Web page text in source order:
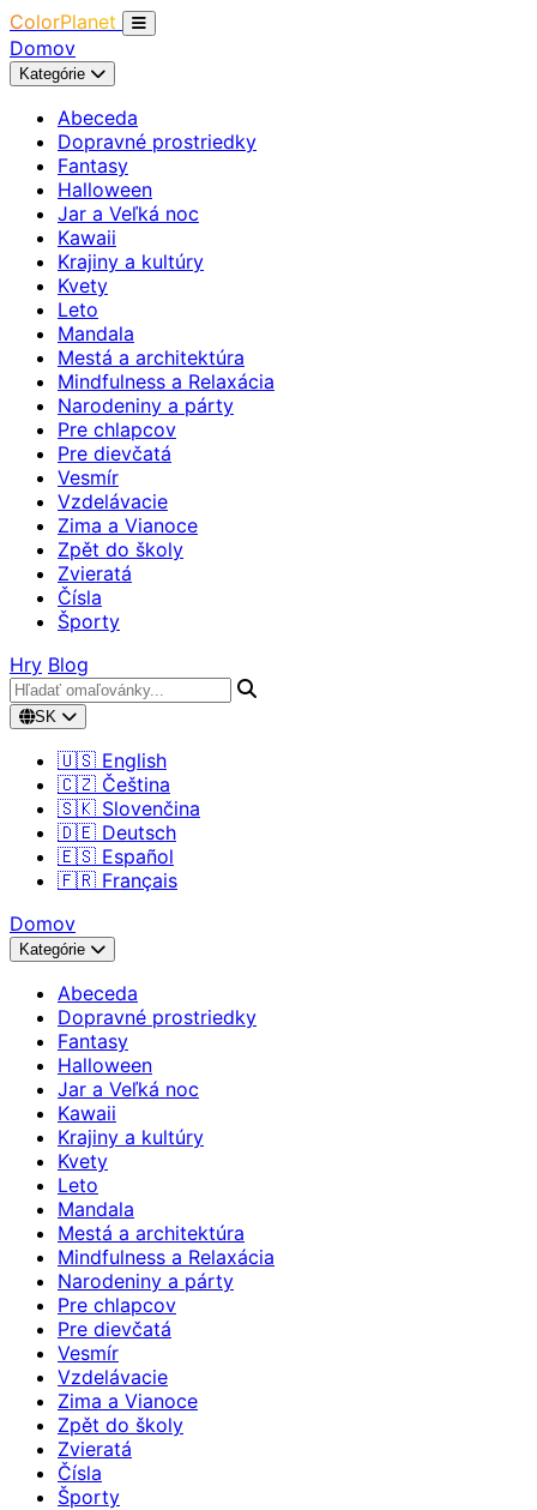
ColorPlanet
Domov
Kategórie
Abeceda
Dopravné prostriedky
Fantasy
Halloween
Jar a Veľká noc
Kawaii
Krajiny a kultúry
Kvety
Leto
Mandala
Mestá a architektúra
Mindfulness a Relaxácia
Narodeniny a párty
Pre chlapcov
Pre dievčatá
Vesmír
Vzdelávacie
Zima a Vianoce
Zpět do školy
Zvieratá
Čísla
Športy
Hry Blog
SK
🇺🇸 English
🇨🇿 Čeština
🇸🇰 Slovenčina
🇩🇪 Deutsch
🇪🇸 Español
🇫🇷 Français
Domov
Kategórie
Abeceda
Dopravné prostriedky
Fantasy
Halloween
Jar a Veľká noc
Kawaii
Krajiny a kultúry
Kvety
Leto
Mandala
Mestá a architektúra
Mindfulness a Relaxácia
Narodeniny a párty
Pre chlapcov
Pre dievčatá
Vesmír
Vzdelávacie
Zima a Vianoce
Zpět do školy
Zvieratá
Čísla
Športy